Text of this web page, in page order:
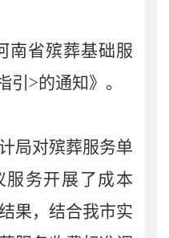
南省殡葬基础服
引>的通知》。
局对殡葬服务单
服务开展了成本
果，结合我市实